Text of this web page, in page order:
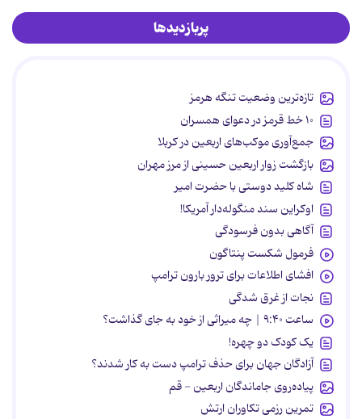
پربازدیدها
تازه‌ترین وضعیت تنگه هرمز
۱۰ خط قرمز در دعوای همسران
جمع‌آوری موکب‌های اربعین در کربلا
بازگشت زوار اربعین حسینی از مرز مهران
شاه کلید دوستی با حضرت امیر
اوکراین سند منگوله‌دار آمریکا!
آگاهی بدون فرسودگی
فرمول شکست پنتاگون
افشای اطلاعات برای ترور بارون ترامپ
نجات از غرق شدگی
ساعت ۹:۴۰ | چه میراثی از خود به جای گذاشت؟
یک کودک دو چهره!
آزادگان جهان برای حذف ترامپ دست به کار شدند؟
پیاده‌روی جاماندگان اربعین - قم
تمرین رزمی تکاوران ارتش